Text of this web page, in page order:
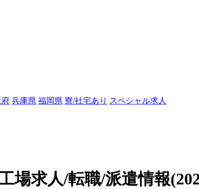
府 兵庫県 福岡県 寮/社宅あり スペシャル求人
場求人/転職/派遣情報